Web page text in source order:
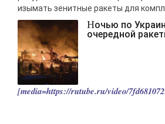
изымать зенитные ракеты для
Ночью по Украине совершён
очередной
[media=https://rutube.ru/video/